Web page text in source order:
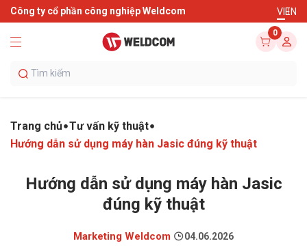
Công ty cổ phần công nghiệp Weldcom VIEN
0
Trang chủ Tư vấn kỹ thuật
Hướng dẫn sử dụng máy hàn Jasic đúng kỹ thuật
Hướng dẫn sử dụng máy hàn Jasic
đúng kỹ thuật
Marketing Weldcom 04.06.2026